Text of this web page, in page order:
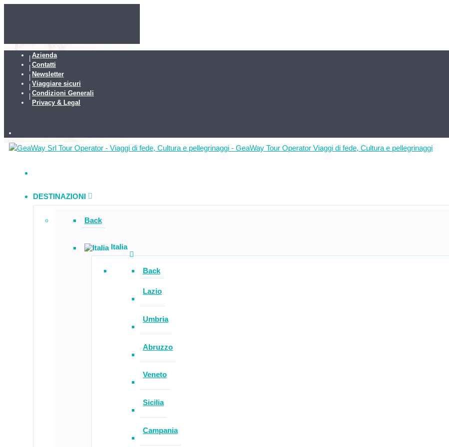
Azienda
Contatti
Newsletter
Viaggiare sicuri
Condizioni Generali
Privacy & Legal
DESTINAZIONI
Back
Italia
Back
Lazio
Umbria
Abruzzo
Veneto
Sicilia
Campania